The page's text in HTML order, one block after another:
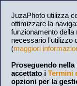
JuzaPhoto utilizza
ottimizzare la
funzionamento della
necessario l'utilizzo
(maggiori
Proseguendo
accettato i Termini
opzioni per la